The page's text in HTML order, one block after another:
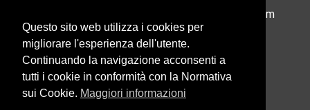
info@usprimiero.com
Vantaggi da Pubblica Amministrazione
Questo sito web utilizza i cookies per
migliorare l'esperienza dell'utente.
Continuando la navigazione acconsenti a
tutti i cookie in conformità con la Normativa
sui Cookie. Maggiori informazioni